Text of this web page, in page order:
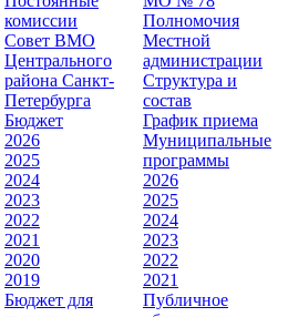
комиссии
Совет ВМО
Центрального
района Санкт-
Петербурга
Бюджет
2026
2025
2024
2023
2022
2021
2020
2019
Бюджет для
Полномочия
Местной
администрации
Cтруктура и
состав
График приема
Муниципальные
программы
2026
2025
2024
2023
2022
2021
Публичное